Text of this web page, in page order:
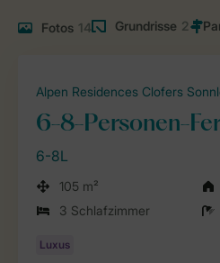
Fotos 14 Grundrisse 2
Alpen Residences Clofers
6-8-Personen-
6-8L
105 m²
3 Schlafzimmer